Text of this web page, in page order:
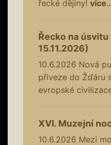
řecké dějiny!
Řecko na úsvitu
15.11.2026)
10.6.2026 Nová
přiveze do Žďáru
evropské
XVI. Muzejní
10.6.2026 Mezi